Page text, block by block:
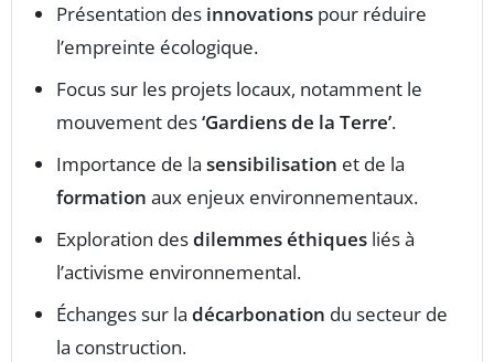
Présentation des innovations pour réduire
l’empreinte écologique.
Focus sur les projets locaux, notamment le
mouvement des‘Gardiens de la Terre’.
Importance de la sensibilisation et de la
formation aux enjeux environnementaux.
Exploration desdilemmes éthiques liés à
l’activisme environnemental.
Échanges sur la décarbonation du secteur de
la construction.